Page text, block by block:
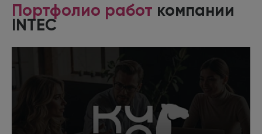
Портфолио работ компании
INTEC